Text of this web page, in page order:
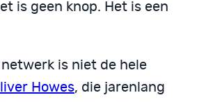
is geen knop. Het is een
is niet de hele
Howes, die jarenlang